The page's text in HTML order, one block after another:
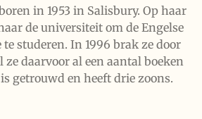
in 1953 in Salisbury. Op haar
de universiteit om de Engelse
studeren. In 1996 brak ze door
ze daarvoor al een aantal boeken
getrouwd en heeft drie zoons.